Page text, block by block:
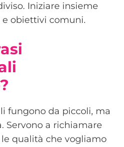
Iniziare insieme
e obiettivi comuni.
fungono da piccoli, ma
Servono a richiamare
qualità che vogliamo